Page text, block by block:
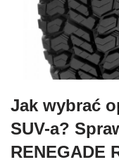
Jak wybrać
SUV-a?
RENEGADE